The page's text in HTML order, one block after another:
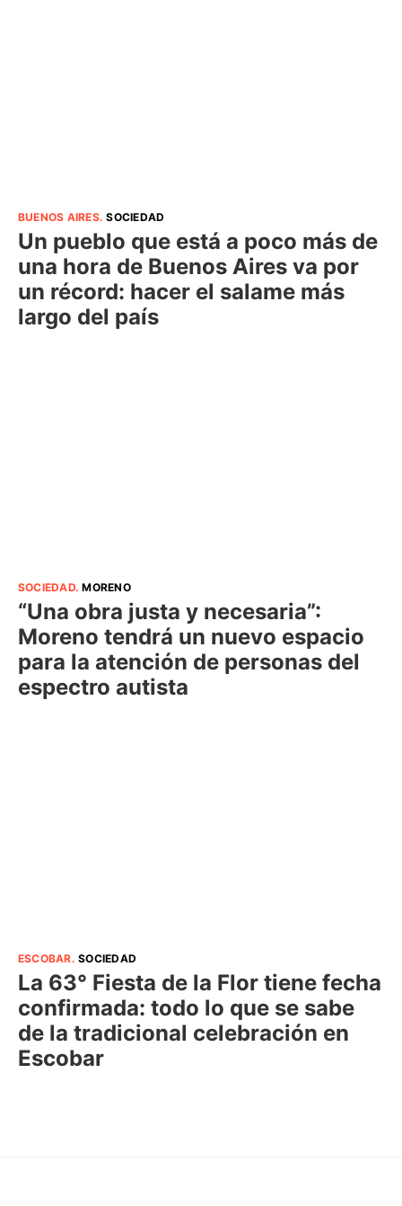
BUENOS AIRES.SOCIEDAD
Un pueblo que está a poco más de
una hora de Buenos Aires va por
un récord: hacer el salame más
largo del país
SOCIEDAD.MORENO
“Una obra justa y necesaria”:
Moreno tendrá un nuevo espacio
para la atención de personas del
espectro autista
ESCOBAR.SOCIEDAD
La 63° Fiesta de la Flor tiene fecha
confirmada: todo lo que se sabe
de la tradicional celebración en
Escobar